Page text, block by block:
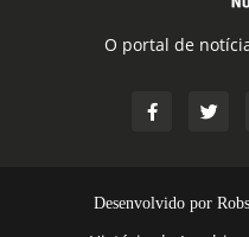
O portal de
Desenvolvido por